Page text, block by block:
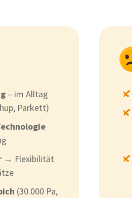
– im Alltag
Parkett)
→ Flexibilität
(30.000 Pa,